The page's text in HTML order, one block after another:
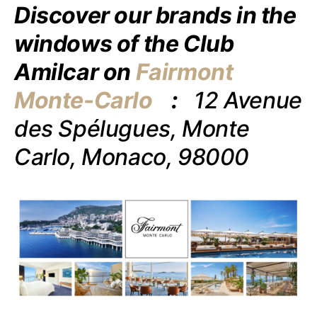
Discover our brands in the
windows of the Club
Amilcar on Fairmont
Monte-Carlo :
12 Avenue
des Spélugues, Monte
Carlo, Monaco, 98000